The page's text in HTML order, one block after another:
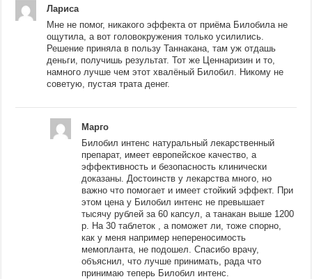
Лариса
Мне не помог, никакого эффекта от приёма Билобила не
ощутила, а вот головокружения только усилились.
Решение приняла в пользу Таннакана, там уж отдашь
деньги, получишь результат. Тот же Ценнаризин и то,
намного лучше чем этот хвалёный Билобил. Никому не
советую, пустая трата денег.
Марго
Билобил интенс натуральный лекарственный
препарат, имеет европейское качество, а
эффективность и безопасность клинически
доказаны. Достоинств у лекарства много, но
важно что помогает и имеет стойкий эффект. При
этом цена у Билобил интенс не превышает
тысячу рублей за 60 капсул, а танакан выше 1200
р. На 30 таблеток , а поможет ли, тоже спорно,
как у меня например непереносимость
мемопланта, не подошел. Спасибо врачу,
объяснил, что лучше принимать, рада что
принимаю теперь Билобил интенс.